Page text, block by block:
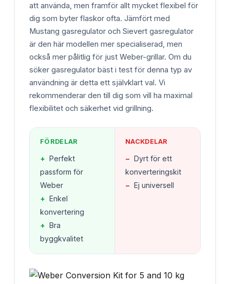
att använda, men framför allt mycket flexibel för
dig som byter flaskor ofta. Jämfört med
Mustang gasregulator och Sievert gasregulator
är den här modellen mer specialiserad, men
också mer pålitlig för just Weber-grillar. Om du
söker gasregulator bäst i test för denna typ av
användning är detta ett självklart val. Vi
rekommenderar den till dig som vill ha maximal
flexibilitet och säkerhet vid grillning.
FÖRDELAR
+ Perfekt
passform för
Weber
+ Enkel
konvertering
+ Bra
byggkvalitet
NACKDELAR
− Dyrt för ett
konverteringskit
− Ej universell